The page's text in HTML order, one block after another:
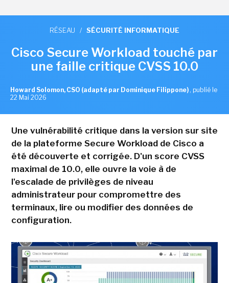
RÉSEAU / SÉCURITÉ INFORMATIQUE
Cisco Secure Workload touché par
une faille critique CVSS 10.0
Howard Solomon, CSO (adapté par Dominique Filippone) , publié le
22 Mai 2026
Une vulnérabilité critique dans la version sur site
de la plateforme Secure Workload de Cisco a
été découverte et corrigée. D'un score CVSS
maximal de 10.0, elle ouvre la voie à de
l'escalade de privilèges de niveau
administrateur pour compromettre des
terminaux, lire ou modifier des données de
configuration.